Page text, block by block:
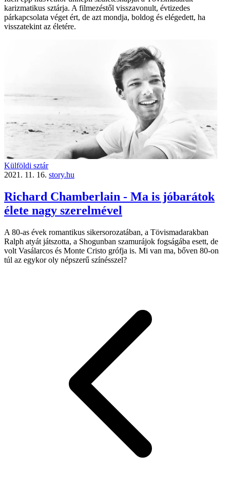
karizmatikus sztárja. A filmezéstől visszavonult, évtizedes
párkapcsolata véget ért, de azt mondja, boldog és elégedett, ha
visszatekint az életére.
Külföldi sztár
2021. 11. 16. story.hu
Richard Chamberlain - Ma is jóbarátok
élete nagy szerelmével
A 80-as évek romantikus sikersorozatában, a Tövismadarakban
Ralph atyát játszotta, a Shogunban szamurájok fogságába esett, de
volt Vasálarcos és Monte Cristo grófja is. Mi van ma, bőven 80-on
túl az egykor oly népszerű színésszel?